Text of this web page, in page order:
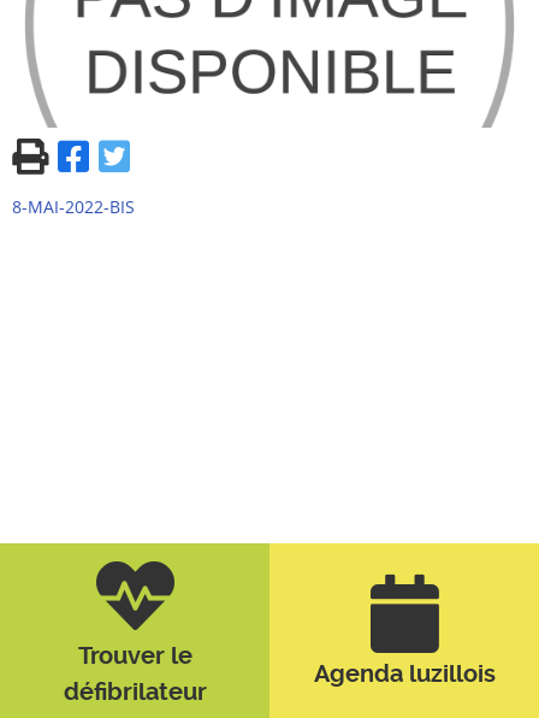
8-MAI-2022-BIS
Trouver le
défibrilateur
Agenda luzillois